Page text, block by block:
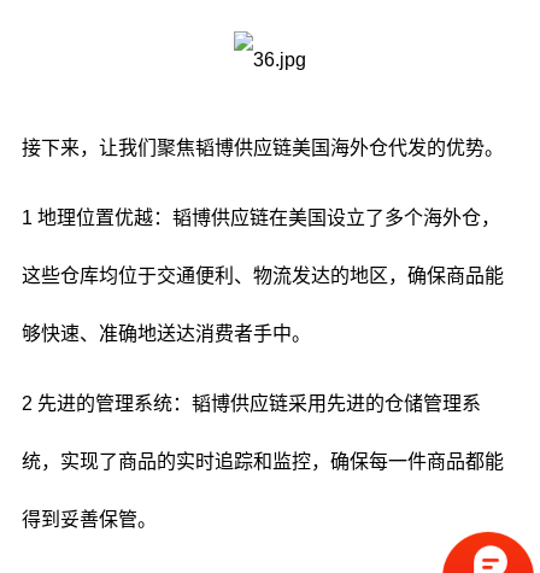
接下来，让我们聚焦韬博供应链美国海外仓代发的优势。
1 地理位置优越：韬博供应链在美国设立了多个海外仓，
这些仓库均位于交通便利、物流发达的地区，确保商品能
够快速、准确地送达消费者手中。
2 先进的管理系统：韬博供应链采用先进的仓储管理系
统，实现了商品的实时追踪和监控，确保每一件商品都能
得到妥善保管。